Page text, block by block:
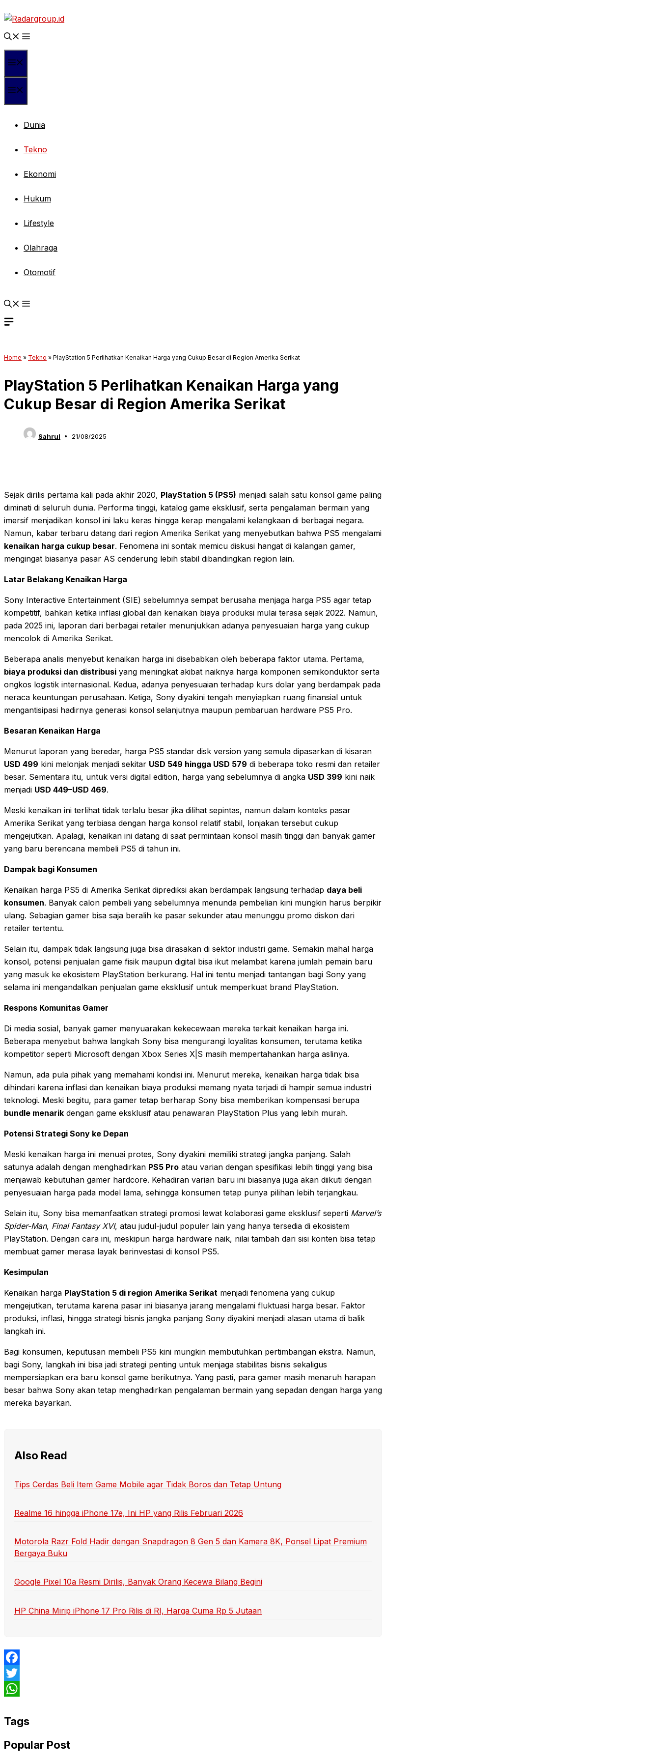
ke
isi
Dunia
Tekno
Ekonomi
Hukum
Lifestyle
Olahraga
Otomotif
Home » Tekno » PlayStation 5 Perlihatkan Kenaikan Harga yang Cukup Besar di Region Amerika Serikat
PlayStation 5 Perlihatkan Kenaikan Harga yang
Cukup Besar di Region Amerika Serikat
Sahrul 21/08/2025
Sejak dirilis pertama kali pada akhir 2020, PlayStation 5 (PS5) menjadi salah satu konsol game paling
diminati di seluruh dunia. Performa tinggi, katalog game eksklusif, serta pengalaman bermain yang
imersif menjadikan konsol ini laku keras hingga kerap mengalami kelangkaan di berbagai negara.
Namun, kabar terbaru datang dari region Amerika Serikat yang menyebutkan bahwa PS5 mengalami
kenaikan harga cukup besar. Fenomena ini sontak memicu diskusi hangat di kalangan gamer,
mengingat biasanya pasar AS cenderung lebih stabil dibandingkan region lain.
Latar Belakang Kenaikan Harga
Sony Interactive Entertainment (SIE) sebelumnya sempat berusaha menjaga harga PS5 agar tetap
kompetitif, bahkan ketika inflasi global dan kenaikan biaya produksi mulai terasa sejak 2022. Namun,
pada 2025 ini, laporan dari berbagai retailer menunjukkan adanya penyesuaian harga yang cukup
mencolok di Amerika Serikat.
Beberapa analis menyebut kenaikan harga ini disebabkan oleh beberapa faktor utama. Pertama,
biaya produksi dan distribusi yang meningkat akibat naiknya harga komponen semikonduktor serta
ongkos logistik internasional. Kedua, adanya penyesuaian terhadap kurs dolar yang berdampak pada
neraca keuntungan perusahaan. Ketiga, Sony diyakini tengah menyiapkan ruang finansial untuk
mengantisipasi hadirnya generasi konsol selanjutnya maupun pembaruan hardware PS5 Pro.
Besaran Kenaikan Harga
Menurut laporan yang beredar, harga PS5 standar disk version yang semula dipasarkan di kisaran
USD 499 kini melonjak menjadi sekitar USD 549 hingga USD 579 di beberapa toko resmi dan retailer
besar. Sementara itu, untuk versi digital edition, harga yang sebelumnya di angka USD 399 kini naik
menjadi USD 449–USD 469.
Meski kenaikan ini terlihat tidak terlalu besar jika dilihat sepintas, namun dalam konteks pasar
Amerika Serikat yang terbiasa dengan harga konsol relatif stabil, lonjakan tersebut cukup
mengejutkan. Apalagi, kenaikan ini datang di saat permintaan konsol masih tinggi dan banyak gamer
yang baru berencana membeli PS5 di tahun ini.
Dampak bagi Konsumen
Kenaikan harga PS5 di Amerika Serikat diprediksi akan berdampak langsung terhadap daya beli
konsumen. Banyak calon pembeli yang sebelumnya menunda pembelian kini mungkin harus berpikir
ulang. Sebagian gamer bisa saja beralih ke pasar sekunder atau menunggu promo diskon dari
retailer tertentu.
Selain itu, dampak tidak langsung juga bisa dirasakan di sektor industri game. Semakin mahal harga
konsol, potensi penjualan game fisik maupun digital bisa ikut melambat karena jumlah pemain baru
yang masuk ke ekosistem PlayStation berkurang. Hal ini tentu menjadi tantangan bagi Sony yang
selama ini mengandalkan penjualan game eksklusif untuk memperkuat brand PlayStation.
Respons Komunitas Gamer
Di media sosial, banyak gamer menyuarakan kekecewaan mereka terkait kenaikan harga ini.
Beberapa menyebut bahwa langkah Sony bisa mengurangi loyalitas konsumen, terutama ketika
kompetitor seperti Microsoft dengan Xbox Series X|S masih mempertahankan harga aslinya.
Namun, ada pula pihak yang memahami kondisi ini. Menurut mereka, kenaikan harga tidak bisa
dihindari karena inflasi dan kenaikan biaya produksi memang nyata terjadi di hampir semua industri
teknologi. Meski begitu, para gamer tetap berharap Sony bisa memberikan kompensasi berupa
bundle menarik dengan game eksklusif atau penawaran PlayStation Plus yang lebih murah.
Potensi Strategi Sony ke Depan
Meski kenaikan harga ini menuai protes, Sony diyakini memiliki strategi jangka panjang. Salah
satunya adalah dengan menghadirkan PS5 Pro atau varian dengan spesifikasi lebih tinggi yang bisa
menjawab kebutuhan gamer hardcore. Kehadiran varian baru ini biasanya juga akan diikuti dengan
penyesuaian harga pada model lama, sehingga konsumen tetap punya pilihan lebih terjangkau.
Selain itu, Sony bisa memanfaatkan strategi promosi lewat kolaborasi game eksklusif seperti Marvel’s
Spider-Man, Final Fantasy XVI, atau judul-judul populer lain yang hanya tersedia di ekosistem
PlayStation. Dengan cara ini, meskipun harga hardware naik, nilai tambah dari sisi konten bisa tetap
membuat gamer merasa layak berinvestasi di konsol PS5.
Kesimpulan
Kenaikan harga PlayStation 5 di region Amerika Serikat menjadi fenomena yang cukup
mengejutkan, terutama karena pasar ini biasanya jarang mengalami fluktuasi harga besar. Faktor
produksi, inflasi, hingga strategi bisnis jangka panjang Sony diyakini menjadi alasan utama di balik
langkah ini.
Bagi konsumen, keputusan membeli PS5 kini mungkin membutuhkan pertimbangan ekstra. Namun,
bagi Sony, langkah ini bisa jadi strategi penting untuk menjaga stabilitas bisnis sekaligus
mempersiapkan era baru konsol game berikutnya. Yang pasti, para gamer masih menaruh harapan
besar bahwa Sony akan tetap menghadirkan pengalaman bermain yang sepadan dengan harga yang
mereka bayarkan.
Also Read
Tips Cerdas Beli Item Game Mobile agar Tidak Boros dan Tetap Untung
Realme 16 hingga iPhone 17e, Ini HP yang Rilis Februari 2026
Motorola Razr Fold Hadir dengan Snapdragon 8 Gen 5 dan Kamera 8K, Ponsel Lipat Premium
Bergaya Buku
Google Pixel 10a Resmi Dirilis, Banyak Orang Kecewa Bilang Begini
HP China Mirip iPhone 17 Pro Rilis di RI, Harga Cuma Rp 5 Jutaan
Facebook
Twitter
Tags
Popular Post